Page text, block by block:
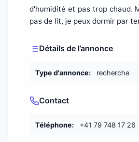
d'humidité et pas trop chaud.
pas de lit, je peux dormir par
Détails de l’annonce
Type d'annonce: recherche
Contact
Téléphone: +41 79 748 17 26